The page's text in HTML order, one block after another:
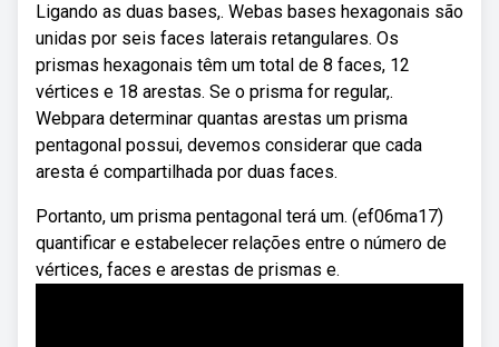
Ligando as duas bases,. Webas bases hexagonais são
unidas por seis faces laterais retangulares. Os
prismas hexagonais têm um total de 8 faces, 12
vértices e 18 arestas. Se o prisma for regular,.
Webpara determinar quantas arestas um prisma
pentagonal possui, devemos considerar que cada
aresta é compartilhada por duas faces.
Portanto, um prisma pentagonal terá um. (ef06ma17)
quantificar e estabelecer relações entre o número de
vértices, faces e arestas de prismas e.